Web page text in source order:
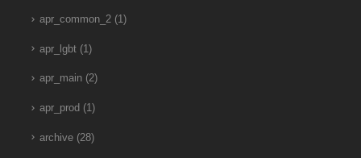
apr_common_2(1)
apr_lgbt(1)
apr_main(2)
apr_prod (1)
archive(28)